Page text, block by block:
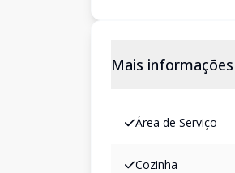
Mais informações
Área de Serviço
Cozinha